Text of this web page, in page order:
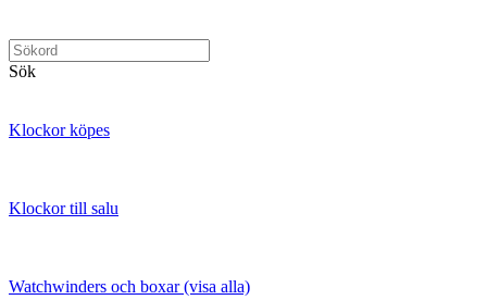
Sök
Klockor köpes
Klockor till salu
Watchwinders och boxar (visa alla)